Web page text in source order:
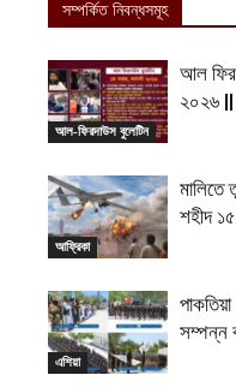
সম্পর্কিত নিবন্ধসমূহ
আল-ফিরদাউস বুলেটিন
আল
২০২৬ ||
আফ্রিকা
মালিতে
শহীদ
এশিয়া
সম্পন্ন